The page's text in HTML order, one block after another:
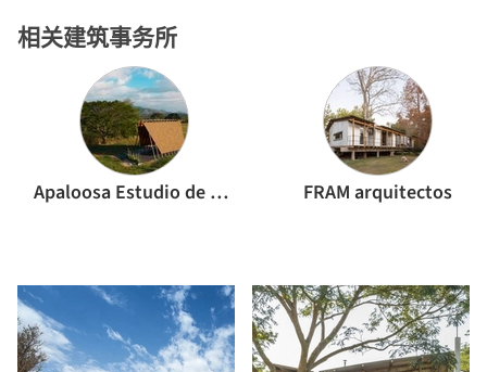
相关建筑事务所
Apaloosa Estudio de Arquitectura y Diseño FRAM arquitectos